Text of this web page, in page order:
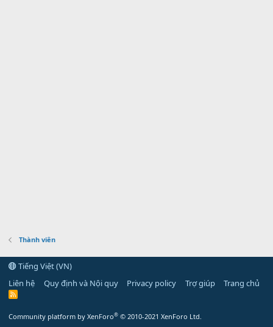
Thành viên
Tiếng Việt (VN)
Liên hệ
Quy định và Nội quy Privacy policy Trợ giúp Trang chủ
R
Community platform by XenForo® © 2010-2021 XenForo Ltd.